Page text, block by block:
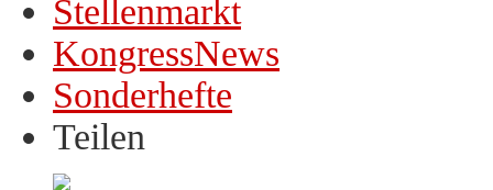
Stellenmarkt
KongressNews
Sonderhefte
Teilen